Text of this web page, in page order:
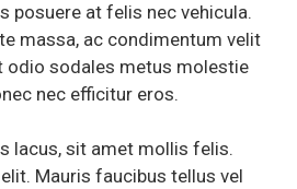
posuere at felis nec vehicula.
massa, ac condimentum velit
odio sodales metus molestie
nec efficitur eros.
lacus, sit amet mollis felis.
Mauris faucibus tellus vel